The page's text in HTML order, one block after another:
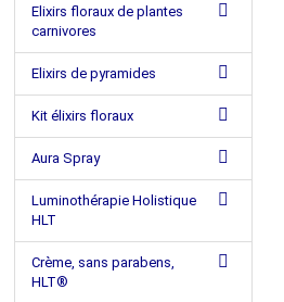
Elixirs floraux de plantes
carnivores
Elixirs de pyramides
Kit élixirs floraux
Aura Spray
Luminothérapie Holistique
HLT
Crème, sans parabens,
HLT®